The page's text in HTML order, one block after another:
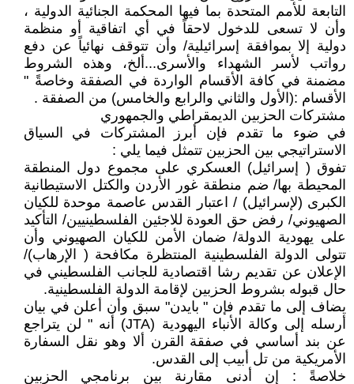
التابعة للأمم المتحدة بما فيها المحكمة الجنائية الدولية ،
وأن لا تسعى للدخول لاحقاً في أي اتفاقية أو منظمة
دولية إلا بموافقة إسرائيلية/ وأن تتوقف نهائياً عن دفع
رواتب لأسر الشهداء والأسرى...ألخ، وهذه الشروط
مضمنة في كافة الأقسام الواردة في الصفقة وخاصةً "
الأقسام :(الأول والثاني والرابع والخامس) من الصفقة .
مشتركات الحزبين الديمقراطي والجمهوري
في ضوء ما تقدم فإن أبرز المشتركات في السياق
الاستراتيجي بين الحزبين تتمثل فيما يلي :
تفوق ( إسرائيل) العسكري على مجموع دول المنطقة
المحيطة بها/ ضم منطقة غور الأردن والكتل الاستيطانية
الكبرى (لإسرائيل) / اعتبار القدس عاصمة موحدة للكيان
الصهيوني/ رفض حق العودة للاجئين الفلسطينيين/ التأكيد
على يهودية الدولة/ ضمان الأمن للكيان الصهيوني وأن
تتولى الدولة الفلسطينية المنتظرة مكافحة ( الإرهاب)/
الإعلان عن تقديم رشا اقتصادية للجانب الفلسطيني في
حال قبوله بشروط الحزبين لإقامة الدولة الفلسطينية.
يضاف إلى ما تقدم فإن " بايدن" سبق وأن أعلن في بيان
أرسله إلى وكالة الأنباء اليهودية (JTA) أنه " لن يتراجع
عن بند أساسي في صفقة القرن ألا وهو نقل السفارة
الأمريكية من تل أبيب إلى القدس.
خلاصةً : إن أدنى مقارنة بين برنامجي الحزبين